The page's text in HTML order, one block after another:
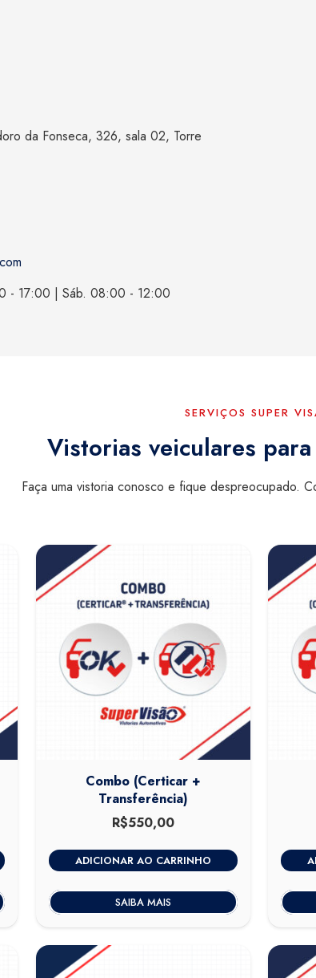
da Fonseca, 326, sala 02, Torre
- 17:00 | Sáb. 08:00 - 12:00
SERVIÇOS SUPER
Vistorias veiculares
Faça uma vistoria conosco e fique despreocupado.
Combo (Certicar +
Transferência)
R$550,00
ADICIONAR AO CARRINHO
SAIBA MAIS